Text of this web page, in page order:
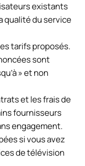
existants
qualité du service
tarifs proposés.
sont
» et non
et les frais de
fournisseurs
engagement.
si vous avez
de télévision